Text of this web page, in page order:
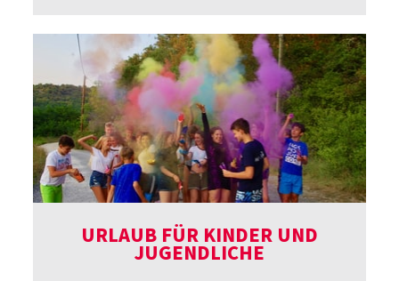
URLAUB FÜR KINDER UND
JUGENDLICHE